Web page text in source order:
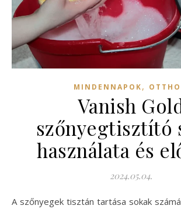
MINDENNAPOK,
Vanish
szőnyegtisztító
használata és
2024.05.04.
A szőnyegek tisztán tartása sokak számára kihívást jelent,